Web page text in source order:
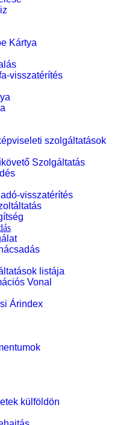
Kártya
visszatérítés
szolgáltatások
Szolgáltatás
visszatérítés
listája
Vonal
Árindex
külföldön